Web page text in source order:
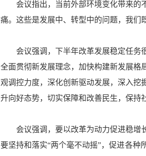
会议指出，当前外部环境变化带来的不
痛。这些是发展中、转型中的问题，我们
会议强调，下半年改革发展稳定任务很
全面贯彻新发展理念，加快构建新发展格
观调控力度，深化创新驱动发展，深入挖
升向好态势，切实保障和改善民生，保持
会议强调，要以改革为动力促进稳增长
要坚持和落实“两个毫不动摇”，促进各